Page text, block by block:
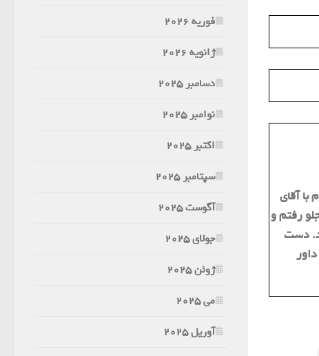
کسب مقام سوم با آقای
رفتم و
دست
فوریه 2026
ژانویه 2026
دسامبر 2025
نوامبر 2025
اکتبر 2025
سپتامبر 2025
آگوست 2025
جولای 2025
ژوئن 2025
می 2025
آوریل 2025